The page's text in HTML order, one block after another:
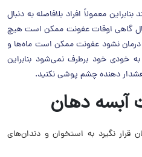
معمولاً افراد بلافاصله به دنبال
گاهی اوقات عفونت ممکن است هیچ
درمان نشود عفونت ممکن است ماه‌ها و
خودی خود برطرف نمی‌شود بنابراین
هشدار دهنده چشم‌ پوشی نکنید.
آبسه دهان
نگیرد به استخوان و دندان‌های